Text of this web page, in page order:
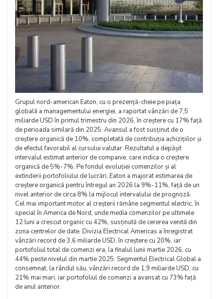
Grupul nord-american Eaton, cu o prezență-cheie pe piața
globală a managementului energiei, a raportat vânzări de 7,5
miliarde USD în primul trimestru din 2026, în creștere cu 17% față
de perioada similară din 2025. Avansul a fost susținut de o
creștere organică de 10%, completată de contribuția achizițiilor și
de efectul favorabil al cursului valutar. Rezultatul a depășit
intervalul estimat anterior de companie, care indica o creștere
organică de 5%-7%. Pe fondul evoluției comenzilor și al
extinderii portofoliului de lucrări, Eaton a majorat estimarea de
creștere organică pentru întregul an 2026 la 9%-11%, față de un
nivel anterior de circa 8% la mijlocul intervalului de prognoză.
Cel mai important motor al creșterii rămâne segmentul electric, în
special în America de Nord, unde media comenzilor pe ultimele
12 luni a crescut organic cu 42%, susținută de cererea venită din
zona centrelor de date. Divizia Electrical Americas a înregistrat
vânzări record de 3,6 miliarde USD, în creștere cu 20%, iar
portofoliul total de comenzi era, la finalul lunii martie 2026, cu
44% peste nivelul din martie 2025. Segmentul Electrical Global a
consemnat, la rândul său, vânzări record de 1,9 miliarde USD, cu
21% mai mari, iar portofoliul de comenzi a avansat cu 73% față
de anul anterior.